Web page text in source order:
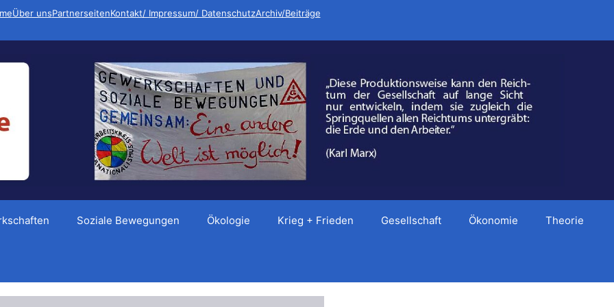
Über unsPartnerseitenKontakt/ Impressum/ DatenschutzArchiv/Beiträge
Soziale Bewegungen Ökologie Krieg + Frieden Gesellschaft Ökonomie Theorie